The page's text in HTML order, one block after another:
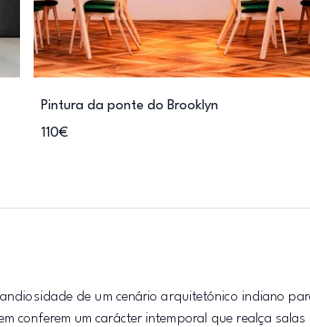
Pintura da ponte do Brooklyn
110€
de um cenário arquitetónico indiano
conferem um carácter intemporal que realça